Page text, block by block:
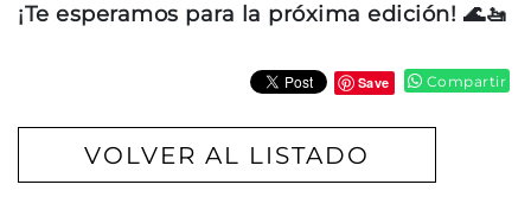
¡Te esperamos para la próxima edición! 🌊🚤
Save Compartir
VOLVER AL LISTADO